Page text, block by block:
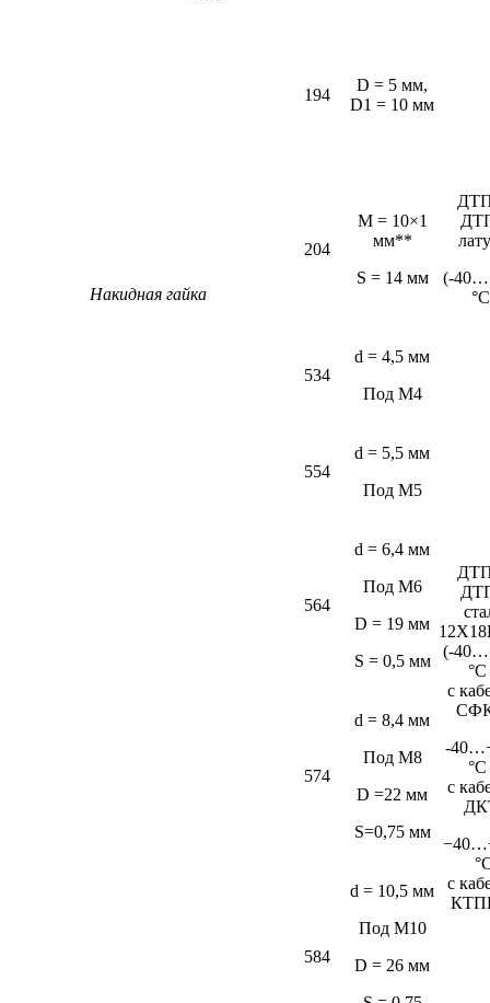
194
D = 5 мм,
D1 = 10 мм
Накидная гайка
204
M = 10×1
мм**
S = 14 мм
(-
534
d = 4,5 мм
Под М4
(-
°C
c
-
°C
c
c
554
d = 5,5 мм
Под М5
564
d = 6,4 мм
Под М6
D = 19 мм
S = 0,5 мм
574
d = 8,4 мм
Под М8
D =22 мм
S=0,75 мм
584
d = 10,5 мм
Под М10
D = 26 мм